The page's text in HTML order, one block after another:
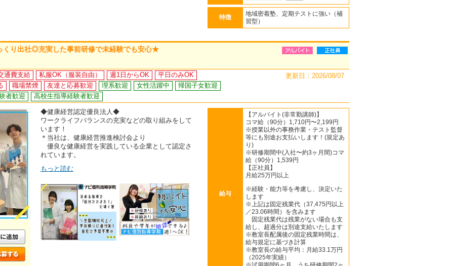
特徴
地域密着塾、定期テストに強い（補
習型）
くり出社◎充実した事前研修で未経験でも安心★
通費支給 私服OK（服装自由） 週1日からOK
平日のみOK
職場禁煙 友達と応募歓迎 理系歓迎 女性活躍中
帰国子女歓迎
者歓迎 高校生指導経験者歓迎
更新日：2026/08/07
◆健康経営認定優良法人◆
ワークライフバランスの充実などの取り組みをして
います！
＊当社は、健康経営推進検討会より
優良な健康経営を実践している企業として認定さ
れています。
もっと読む
給与
【アルバイト(非常勤講師)】
コマ給（90分）1,710円〜2,199円
※授業以外の事務作業・テスト監督
等にも別途お支払いします！(規定あ
り)
※研修期間中(入社〜約3ヶ月間)コマ
給（90分）1,539円
【正社員】
月給25万円以上
※経験・能力等を考慮し、決定いた
します
※上記は固定残業代（37,475円以上
／23.06時間）を含みます
固定残業代は残業がない場合も支
給し、超過分は別途支給いたします
※教室長配属後の固定残業時間は、
給与規定に基づき計算
※教室長の給与平均：月給33.1万円
（2025年実績）